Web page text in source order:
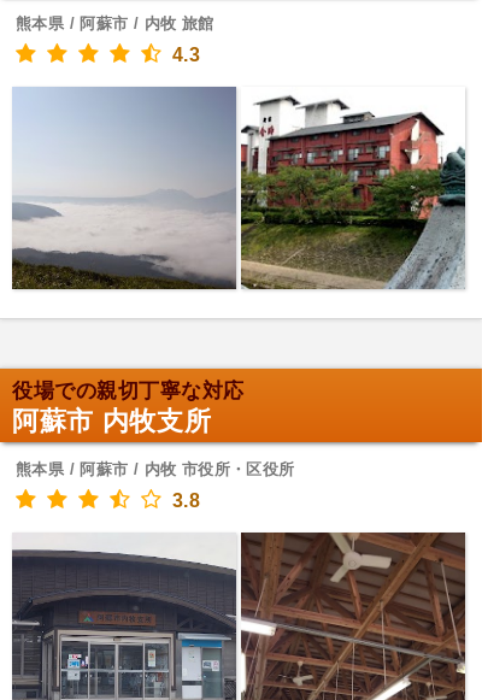
熊本県 / 阿蘇市 / 内牧 旅館
4.3
役場での親切丁寧な対応
阿蘇市 内牧支所
熊本県 / 阿蘇市 / 内牧 市役所・区役所
3.8